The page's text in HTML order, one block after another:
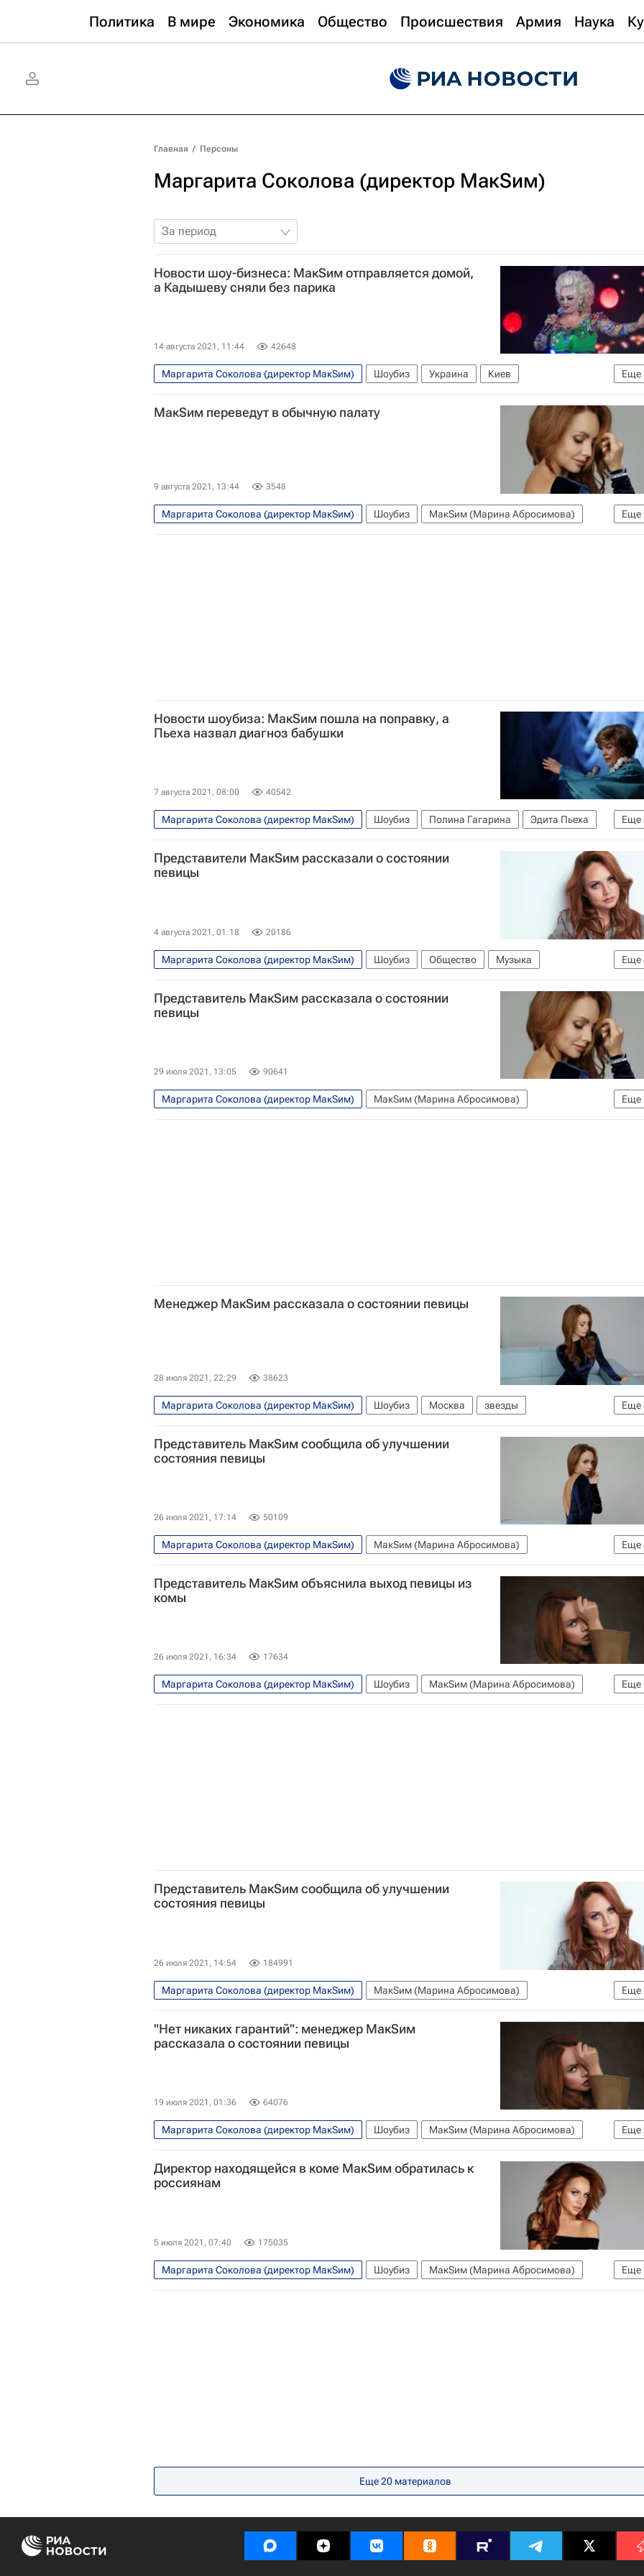
Политика В мире Экономика Общество Происшествия Армия Наука
Главная / Персоны
Маргарита Соколова (директор МакSим)
За период
Новости шоу-бизнеса: МакSим отправляется домой,
а Кадышеву сняли без парика
14 августа 2021, 11:44 42648
Еще
Маргарита Соколова (директор МакSим) Шоубиз Украина
Киев
Филипп Киркоров
МакSим (Марина Абросимова) Надежда Кадышева
МакSим переведут в обычную палату
9 августа 2021, 13:44 3548
Еще
Маргарита Соколова (директор МакSим) Шоубиз
МакSим (Марина Абросимова)
Коронавирус COVID-19
Новости шоубиза: МакSим пошла на поправку, а
Пьеха назвал диагноз бабушки
7 августа 2021, 08:00 40542
Еще
Маргарита Соколова (директор МакSим) Шоубиз Полина Гагарина
Эдита Пьеха
МакSим (Марина Абросимова)
Яна Богушевская Коронавирус COVID-19
Представители МакSим рассказали о состоянии
певицы
4 августа 2021, 01:18 20186
Еще
Маргарита Соколова (директор МакSим) Шоубиз Общество
Музыка
МакSим (Марина Абросимова)
Россия Коронавирус COVID-19 Яна Богушевская
Представитель МакSим рассказала о состоянии
певицы
29 июля 2021, 13:05 90641
Еще
Маргарита Соколова (директор МакSим)
МакSим (Марина Абросимова)
Коронавирус COVID-19
Менеджер МакSим рассказала о состоянии певицы
28 июля 2021, 22:29 38623
Еще
Маргарита Соколова (директор МакSим) Шоубиз Москва
звезды
МакSим (Марина Абросимова)
Россия Коронавирус COVID-19 Яна Богушевская
Представитель МакSим сообщила об улучшении
состояния певицы
26 июля 2021, 17:14 50109
Еще
Маргарита Соколова (директор МакSим)
МакSим (Марина Абросимова)
Коронавирус COVID-19
Москва Россия Шоубиз
Представитель МакSим объяснила выход певицы из
комы
26 июля 2021, 16:34 17634
Еще
Маргарита Соколова (директор МакSим) Шоубиз
МакSим (Марина Абросимова)
Коронавирус COVID-19
Представитель МакSим сообщила об улучшении
состояния певицы
26 июля 2021, 14:54 184991
Еще
Маргарита Соколова (директор МакSим)
МакSим (Марина Абросимова)
Коронавирус COVID-19
Шоубиз
"Нет никаких гарантий": менеджер МакSим
рассказала о состоянии певицы
19 июля 2021, 01:36 64076
Еще
Маргарита Соколова (директор МакSим) Шоубиз
МакSим (Марина Абросимова)
Коронавирус COVID-19
Коронавирус в России
Директор находящейся в коме МакSим обратилась к
россиянам
5 июля 2021, 07:40 175035
Еще
Маргарита Соколова (директор МакSим) Шоубиз
МакSим (Марина Абросимова)
Россия
Коронавирус в России
Еще20 материалов